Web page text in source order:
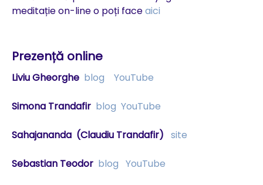
meditație on-line o poți faceaici
Prezență online
Liviu Gheorghe blog YouTube
Simona Trandafir blog YouTube
Sahajananda (Claudiu Trandafir) site
Sebastian Teodor blog YouTube